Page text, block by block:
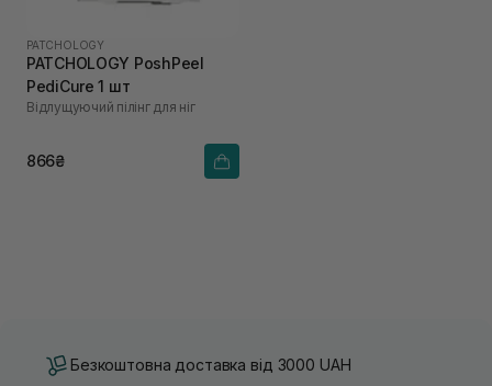
PATCHOLOGY
PATCHOLOGY PoshPeel
PediCure 1 шт
Відлущуючий пілінг для ніг
866₴
Безкоштовна доставка від 3000 UAH